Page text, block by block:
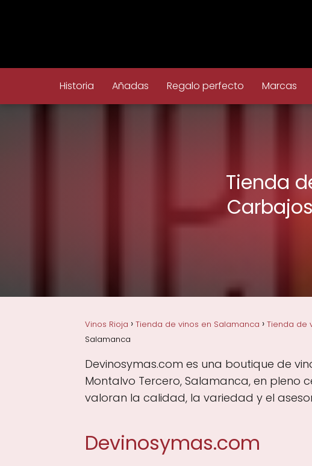
Historia Añadas Regalo perfecto Marcas
Tienda
Vinos Rioja Tienda de vinos en Salamanca Tienda de
Salamanca
Devinosymas.com es una boutique de
Montalvo Tercero, Salamanca, en
valoran la calidad, la variedad y el
Devinosymas.com